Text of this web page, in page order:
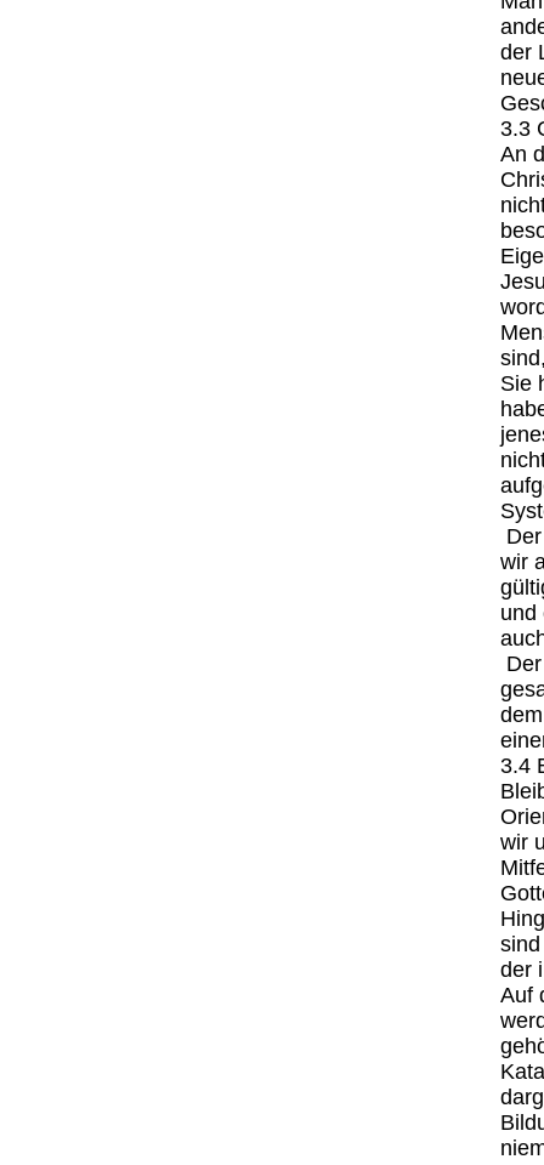
der
3.3
An
Sie
wir
und
3.4
wir
der
Auf